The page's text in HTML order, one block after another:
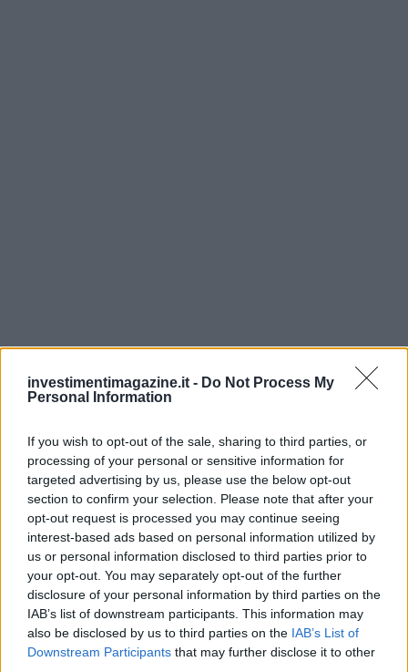
investimentimagazine.it - Do Not Process My
Personal Information
If you wish to opt-out of the sale, sharing to third parties, or
processing of your personal or sensitive information for
targeted advertising by us, please use the below opt-out
section to confirm your selection. Please note that after your
opt-out request is processed you may continue seeing
interest-based ads based on personal information utilized by
us or personal information disclosed to third parties prior to
your opt-out. You may separately opt-out of the further
disclosure of your personal information by third parties on the
IAB’s list of downstream participants. This information may
also be disclosed by us to third parties on the IAB’s List of
Downstream Participants that may further disclose it to other
Continua a leggere